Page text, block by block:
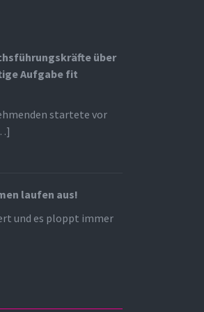
über
Aufgabe fit
startete vor
laufen aus!
und es ploppt immer